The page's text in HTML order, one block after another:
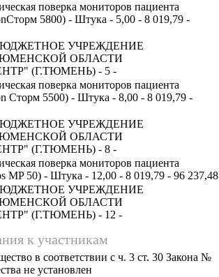
поверка мониторов пациента
5800) - Штука - 5,00 - 8 019,79 -
УЧРЕЖДЕНИЕ
ОБЛАСТИ
(Г.ТЮМЕНЬ) - 5 -
поверка мониторов пациента
Сторм 5500) - Штука - 8,00 - 8 019,79 -
УЧРЕЖДЕНИЕ
ОБЛАСТИ
(Г.ТЮМЕНЬ) - 8 -
поверка мониторов пациента
MP 50) - Штука - 12,00 - 8 019,79 - 96 237,48
УЧРЕЖДЕНИЕ
ОБЛАСТИ
(Г.ТЮМЕНЬ) - 12 -
к участникам
в соответствии с ч. 3 ст. 30 Закона №
не установлен